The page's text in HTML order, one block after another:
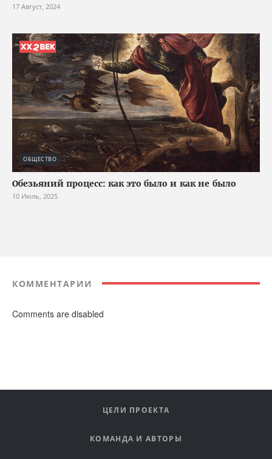
17 Август, 2024
ОБЩЕСТВО
Обезьяний процесс: как это было и как не было
10 Июль, 2025
КОММЕНТАРИИ
Comments are disabled
ЦЕЛИ ПРОЕКТА
КОМАНДА И АВТОРЫ